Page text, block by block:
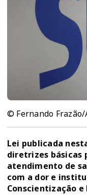
© Fernando
Lei publicada
diretrizes básicas
atendimento de
com a dor e
Conscientização